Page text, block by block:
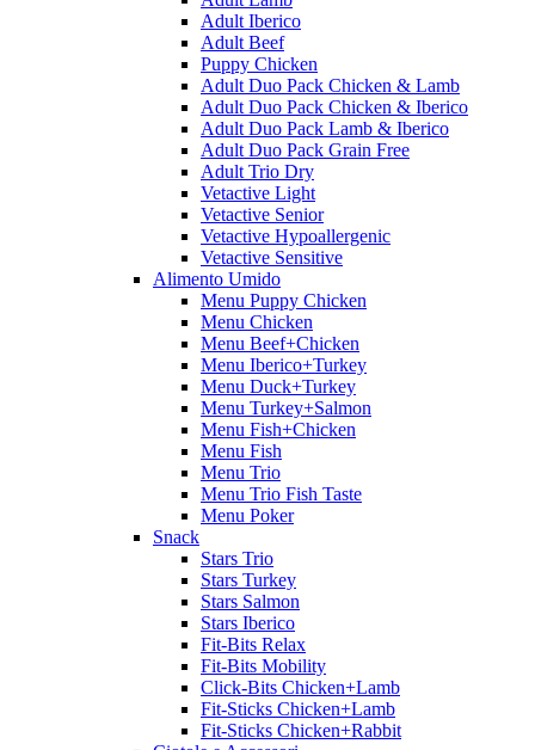
Adult Iberico
Adult Beef
Puppy Chicken
Adult Duo Pack Chicken & Lamb
Adult Duo Pack Chicken & Iberico
Adult Duo Pack Lamb & Iberico
Adult Duo Pack Grain Free
Adult Trio Dry
Vetactive Light
Vetactive Senior
Vetactive Hypoallergenic
Vetactive Sensitive
Alimento Umido
Menu Puppy Chicken
Menu Chicken
Menu Beef+Chicken
Menu Iberico+Turkey
Menu Duck+Turkey
Menu Turkey+Salmon
Menu Fish+Chicken
Menu Fish
Menu Trio
Menu Trio Fish Taste
Menu Poker
Snack
Stars Trio
Stars Turkey
Stars Salmon
Stars Iberico
Fit-Bits Relax
Fit-Bits Mobility
Click-Bits Chicken+Lamb
Fit-Sticks Chicken+Lamb
Fit-Sticks Chicken+Rabbit